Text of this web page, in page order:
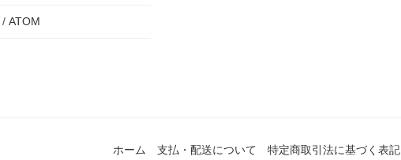
/ ATOM
ホーム 支払・配送について 特定商取引法に基づく表記